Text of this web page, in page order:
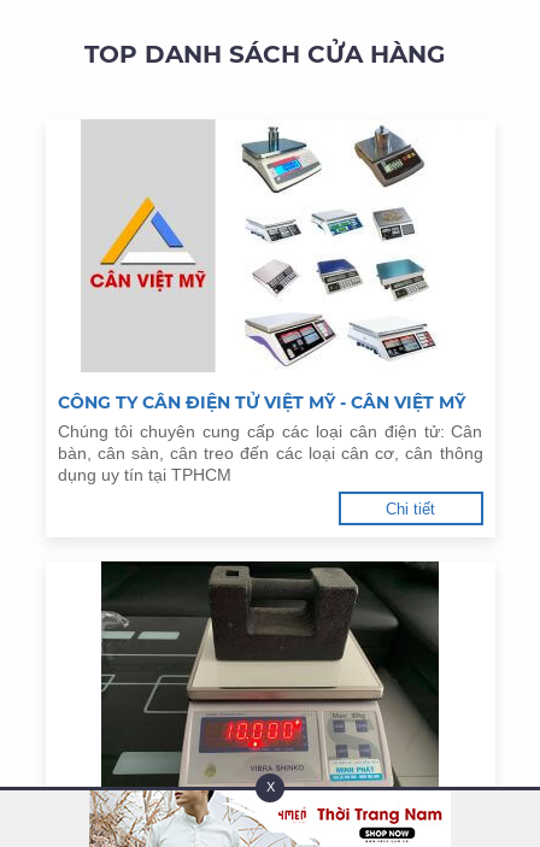
TOP DANH SÁCH CỬA HÀNG
CÔNG TY CÂN ĐIỆN TỬ VIỆT MỸ - CÂN VIỆT MỸ
Chúng tôi chuyên cung cấp các loại cân điện tử: Cân
bàn, cân sàn, cân treo đến các loại cân cơ, cân thông
dụng uy tín tại TPHCM
Chi tiết
X